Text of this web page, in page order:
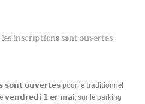
𝕚𝕟𝕤𝕔𝕣𝕚𝕡𝕥𝕚𝕠𝕟s 𝕤𝕠𝕟𝕥 𝕠𝕦𝕧𝕖𝕣𝕥𝕖𝕤
𝘀𝗼𝗻𝘁 𝗼𝘂𝘃𝗲𝗿𝘁𝗲𝘀 pour le traditionnel
𝘃𝗲𝗻𝗱𝗿𝗲𝗱𝗶 𝟭 𝗲𝗿 𝗺𝗮𝗶, sur le parking